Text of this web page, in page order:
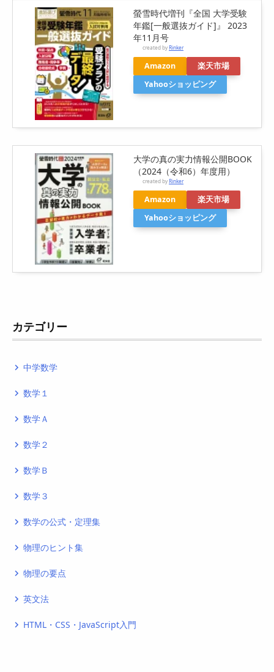
螢雪時代増刊『全国 大学受験
年鑑[一般選抜ガイド]』 2023
年11月号
created byRinker
Amazon
楽天市場
Yahooショッピング
大学の真の実力情報公開BOOK
（2024（令和6）年度用）
created by Rinker
Amazon
楽天市場
Yahooショッピング
カテゴリー
navigate_next 中学数学
navigate_next 数学１
navigate_next 数学Ａ
navigate_next 数学２
navigate_next 数学Ｂ
navigate_next 数学３
navigate_next 数学の公式・定理集
navigate_next 物理のヒント集
navigate_next 物理の要点
navigate_next 英文法
navigate_next HTML・CSS・JavaScript入門